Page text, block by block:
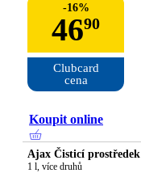
-16%
4690
Clubcard
cena
Koupit online
Ajax Čisticí prostředek
1 l, více druhů